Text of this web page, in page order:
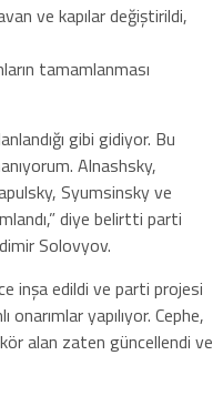
ve kapılar değiştirildi,
tamamlanması
gibi gidiyor. Bu
Alnashsky,
Syumsinsky ve
diye belirtti parti
Solovyov.
inşa edildi ve parti projesi
yapılıyor. Cephe,
alan zaten güncellendi ve